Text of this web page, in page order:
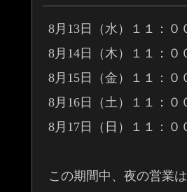
8月13日（水）１１：０
8月14日（木）１１：０
8月15日（金）１１：０
8月16日（土）１１：０
8月17日（日）１１：０
この期間中、夜の営業